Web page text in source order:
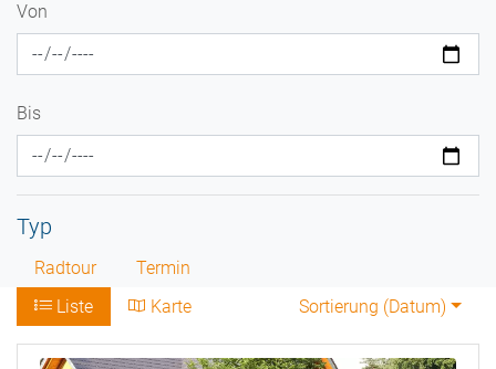
Von
Bis
Typ
Radtour
Termin
Liste
Karte Sortierung (Datum)